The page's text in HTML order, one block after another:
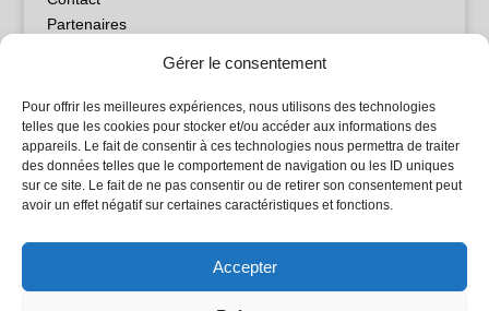
Gérer le consentement
Pour offrir les meilleures expériences, nous utilisons des technologies
telles que les cookies pour stocker et/ou accéder aux informations des
appareils. Le fait de consentir à ces technologies nous permettra de traiter
des données telles que le comportement de navigation ou les ID uniques
sur ce site. Le fait de ne pas consentir ou de retirer son consentement peut
avoir un effet négatif sur certaines caractéristiques et fonctions.
Accepter
Partenaires
Politique de confidentialité
Sites partenaires
5Façades
Atrium Patrimoine
L'Atelier Bois